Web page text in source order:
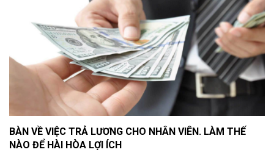
BÀN VỀ VIỆC TRẢ LƯƠNG CHO NHÂN VIÊN. LÀM THẾ
NÀO ĐỂ HÀI HÒA LỢI ÍCH